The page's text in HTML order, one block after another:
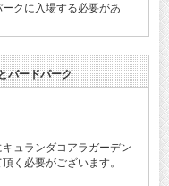
クに入場する必要があ
バードパーク
ュランダコアラガーデン
く必要がございます。